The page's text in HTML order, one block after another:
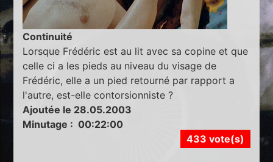
Continuité
Lorsque Frédéric est au lit avec sa copine et que
celle ci a les pieds au niveau du visage de
Frédéric, elle a un pied retourné par rapport a
l'autre, est-elle contorsionniste ?
Ajoutée le 28.05.2003
Minutage : 00:22:00
433 vote(s)